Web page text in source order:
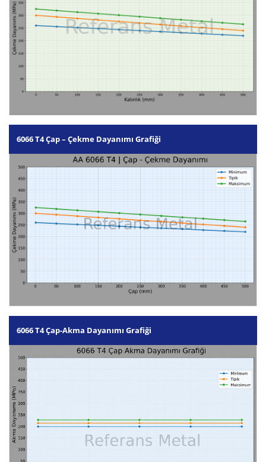
6066 T4 Çap – Çekme Dayanımı Grafiği
6066 T4 Çap-Akma Dayanımı Grafiği